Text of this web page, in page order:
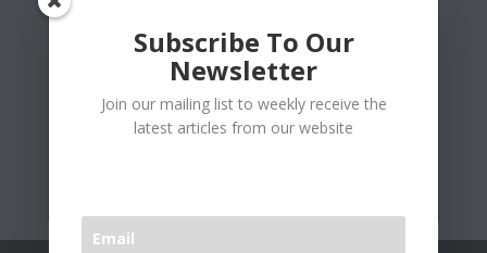
Subscribe To Our
Newsletter
Join our mailing list to weekly receive the
latest articles from our website